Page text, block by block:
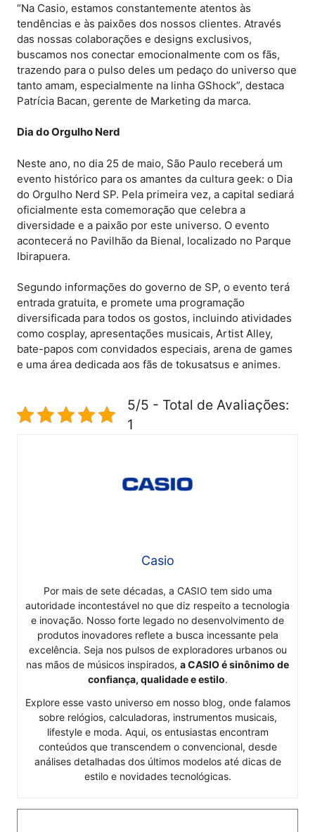
“Na Casio, estamos constantemente atentos às
tendências e às paixões dos nossos clientes. Através
das nossas colaborações e designs exclusivos,
buscamos nos conectar emocionalmente com os fãs,
trazendo para o pulso deles um pedaço do universo que
tanto amam, especialmente na linha GShock”, destaca
Patrícia Bacan, gerente de Marketing da marca.
Dia do Orgulho Nerd
Neste ano, no dia 25 de maio, São Paulo receberá um
evento histórico para os amantes da cultura geek: o Dia
do Orgulho Nerd SP. Pela primeira vez, a capital sediará
oficialmente esta comemoração que celebra a
diversidade e a paixão por este universo. O evento
acontecerá no Pavilhão da Bienal, localizado no Parque
Ibirapuera.
Segundo informações do governo de SP, o evento terá
entrada gratuita, e promete uma programação
diversificada para todos os gostos, incluindo atividades
como cosplay, apresentações musicais, Artist Alley,
bate-papos com convidados especiais, arena de games
e uma área dedicada aos fãs de tokusatsus e animes.
5/5 - Total de Avaliações:
1
Casio
Por mais de sete décadas, a CASIO tem sido uma
autoridade incontestável no que diz respeito a tecnologia
e inovação. Nosso forte legado no desenvolvimento de
produtos inovadores reflete a busca incessante pela
excelência. Seja nos pulsos de exploradores urbanos ou
nas mãos de músicos inspirados, a CASIO é sinônimo de
confiança, qualidade e estilo.
Explore esse vasto universo em nosso blog, onde falamos
sobre relógios, calculadoras, instrumentos musicais,
lifestyle e moda. Aqui, os entusiastas encontram
conteúdos que transcendem o convencional, desde
análises detalhadas dos últimos modelos até dicas de
estilo e novidades tecnológicas.